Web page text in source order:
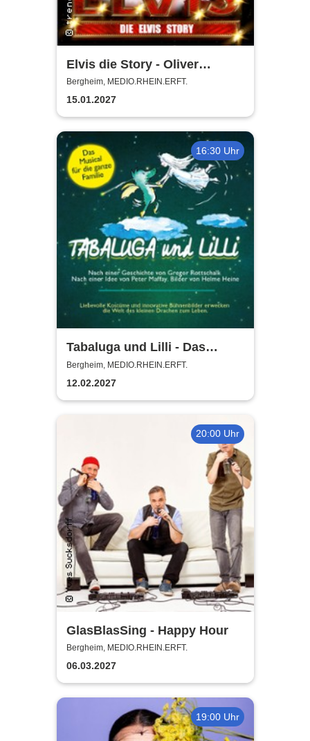
Elvis die Story - Oliver
Steinhoff + Band
Bergheim, MEDIO.RHEIN.ERFT.
15.01.2027
16:30 Uhr
Tabaluga und Lilli - Das
drachenstarke Musical für die
ganze Familie
Bergheim, MEDIO.RHEIN.ERFT.
12.02.2027
20:00 Uhr
GlasBlasSing - Happy Hour
Bergheim, MEDIO.RHEIN.ERFT.
06.03.2027
19:00 Uhr